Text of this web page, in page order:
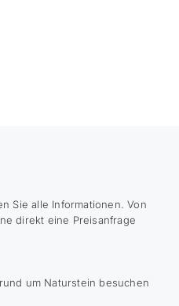
Sie alle Informationen. Von
direkt eine Preisanfrage
um Naturstein besuchen